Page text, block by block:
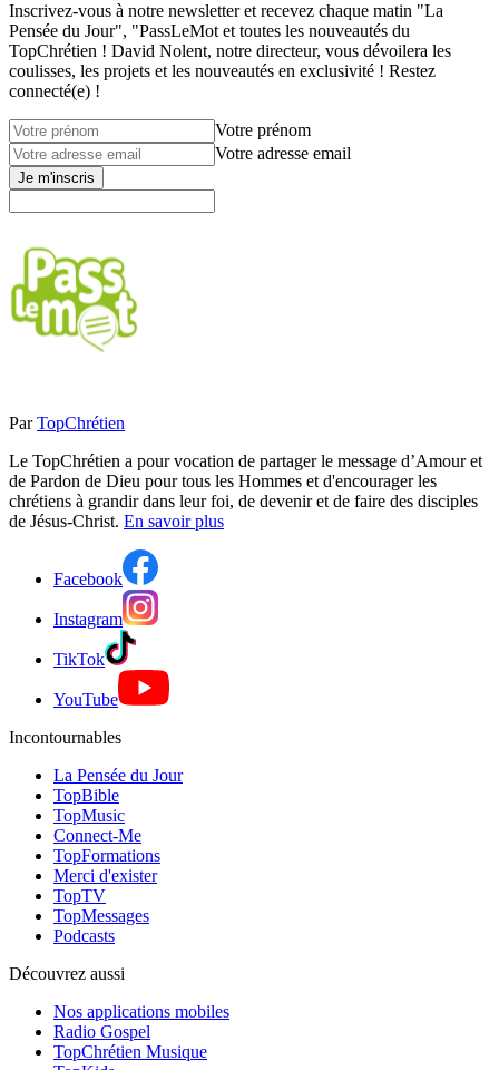
Inscrivez-vous à notre newsletter et recevez chaque matin "La
Pensée du Jour", "PassLeMot et toutes les nouveautés du
TopChrétien ! David Nolent, notre directeur, vous dévoilera les
coulisses, les projets et les nouveautés en exclusivité ! Restez
connecté(e) !
Votre prénom
Votre adresse email
Je m'inscris
Par TopChrétien
Le TopChrétien a pour vocation de partager le message d’Amour et
de Pardon de Dieu pour tous les Hommes et d'encourager les
chrétiens à grandir dans leur foi, de devenir et de faire des disciples
de Jésus-Christ. En savoir plus
Facebook
Instagram
TikTok
YouTube
Incontournables
La Pensée du Jour
TopBible
TopMusic
Connect-Me
TopFormations
Merci d'exister
TopTV
TopMessages
Podcasts
Découvrez aussi
Nos applications mobiles
Radio Gospel
TopChrétien Musique